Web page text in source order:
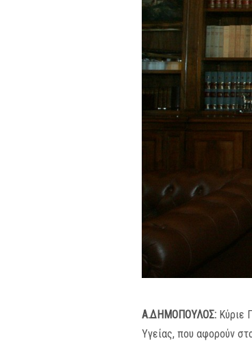
Α.ΔΗΜΟΠΟΥΛΟΣ: Κύριε
Υγείας, που αφορούν